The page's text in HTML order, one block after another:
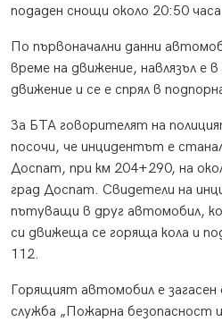
подаден снощи около 20:50
По първоначални данни
време на движение, навлязъл е
движение и се е спрял в
За БТА говорителят на
посочи, че инцидентът е
Доспат, при км 204+290, на
град Доспат. Свидетели на
пътуващи в друг автомобил,
си движеща се горяща кола и
112.
Горящият автомобил е загасен
служба „Пожарна безопасност